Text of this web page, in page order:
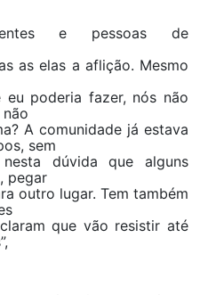
e pessoas de
as elas a aflição. Mesmo
eu poderia fazer, nós não
A comunidade já estava
sem
dúvida que alguns
pegar
outro lugar. Tem também
que vão resistir até